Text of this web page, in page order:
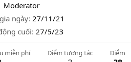
Moderator
ngày 27/11/21
cuối 27/5/23
miễn phí Điểm tương tác Điểm